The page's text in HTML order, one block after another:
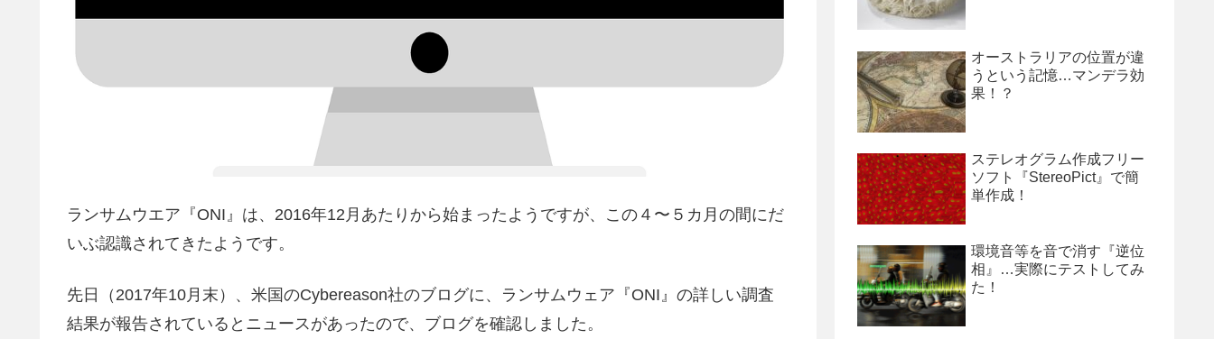
ランサムウエア『ONI』は、2016年12月あたりから始まったようですが、この４〜５カ月の間にだ
いぶ認識されてきたようです。
先日（2017年10月末）、米国のCybereason社のブログに、ランサムウェア『ONI』の詳しい調査
結果が報告されているとニュースがあったので、ブログを確認しました。
オーストラリアの位置が違
うという記憶…マンデラ効
果！？
ステレオグラム作成フリー
ソフト『StereoPict』で簡
単作成！
環境音等を音で消す『逆位
相』…実際にテストしてみ
た！